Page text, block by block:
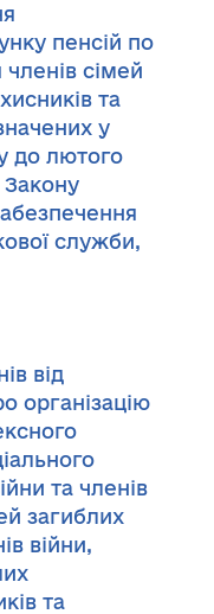
пенсій по
членів сімей
та
у
до лютого
Закону
служби,
від
організацію
та членів
загиблих
війни,
та